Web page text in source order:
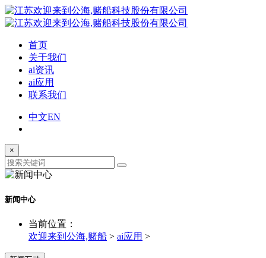
首页
关于我们
ai资讯
ai应用
联系我们
中文EN
×
新闻中心
当前位置：
欢迎来到公海,赌船 > ai应用 >